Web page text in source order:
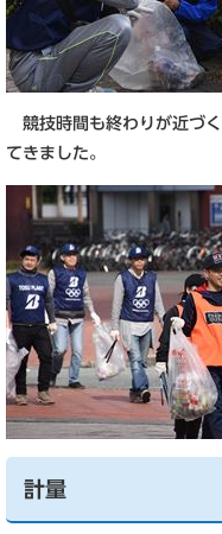
競技時間も終わりが近づ
てきました。
計量